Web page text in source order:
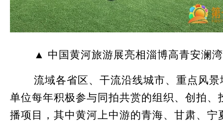
▲ 中国黄河旅游展亮相淄博高青安澜湾
流域各省区、干流沿线城市、重点风景
单位每年积极参与同拍共赏的组织、创拍、
播项目，其中黄河上中游的青海、甘肃、宁